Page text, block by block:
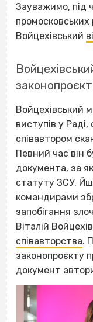
Зауважимо, під
промосковських
Войцехівський
Войцехівський
виступів у
співавтором
Певний час він
документа, за
статуту ЗСУ.
командирами
запобігання
Віталій
співавторства.
законопроєкту
документ